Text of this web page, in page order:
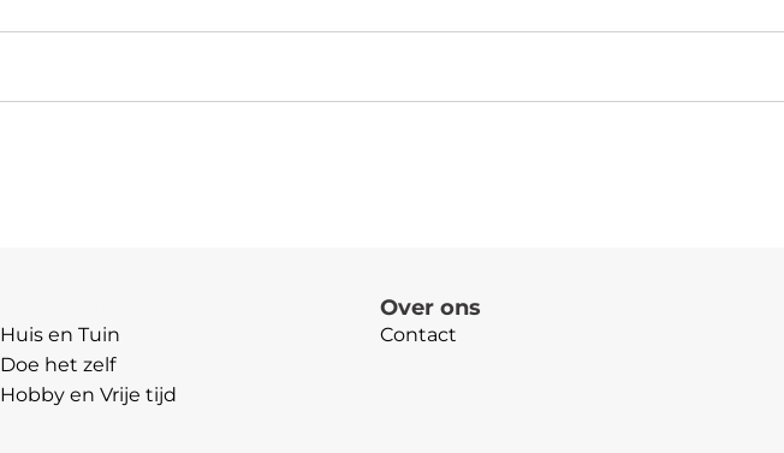
Huis en Tuin
Doe het zelf
Hobby en Vrije tijd
Over ons
Contact